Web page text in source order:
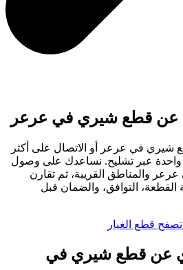
عن قطع شيري في عرعر
شيري في عرعر أو الاتصال على أكثر
عبر تشليح. نساعدك على وصول
والمناطق القريبة، ثم تقارن
التوافق، والضمان قبل
تصفح قطع الغيار
عن قطع شيري في